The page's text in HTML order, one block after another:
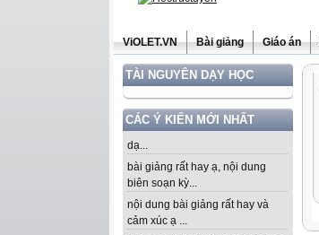
ViOLET.VN Bài giảng Giáo án
TÀI NGUYÊN DẠY HỌC
CÁC Ý KIẾN MỚI NHẤT
dạ...
bài giảng rất hay ạ, nội dung
biên soạn kỳ...
nội dung bài giảng rất hay và
cảm xúc ạ ...